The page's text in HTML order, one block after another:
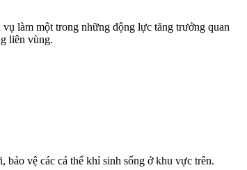
làm một trong những động lực tăng trưởng quan
liên vùng.
vệ các cá thể khỉ sinh sống ở khu vực trên.